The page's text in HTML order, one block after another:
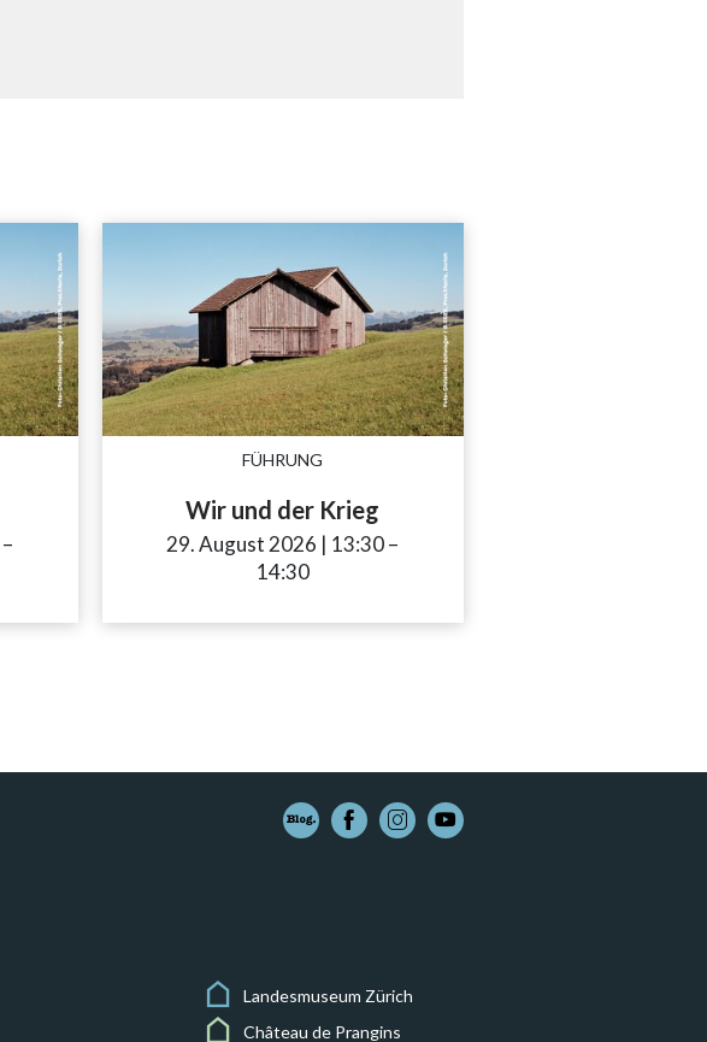
accessibility.time_to
–
FÜHRUNG
Wir und der Krieg
29. August 2026 | 13:30accessibility.time_to
–
14:30
Landesmuseum Zürich
Château de Prangins